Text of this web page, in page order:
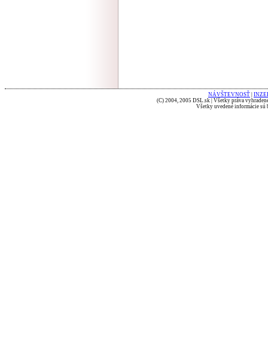
NÁVŠTEVNOSŤ
(C) 2004, 2005 DSL.sk | Všetky práva
Všetky uvedené informácie sú